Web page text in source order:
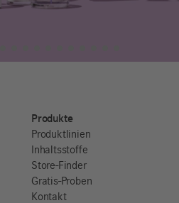
Produkte
Produktlinien
Inhaltsstoffe
Store-Finder
Gratis-Proben
Kontakt